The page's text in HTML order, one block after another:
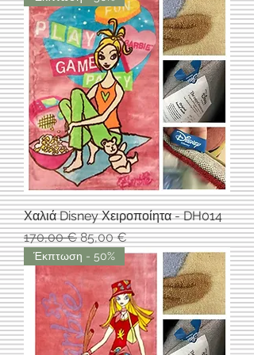
Χαλιά Disney Χειροποίητα - DH014
Κανονική τιμή
170,00 €Τιμή Έκπτωσης
85,00 €
Έκπτωση - 50%